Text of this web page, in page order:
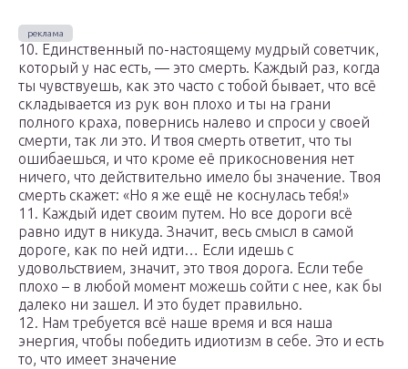
10. Единственный по-настоящему мудрый советчик,
который у нас есть, — это смерть. Каждый раз, когда
ты чувствуешь, как это часто с тобой бывает, что всё
складывается из рук вон плохо и ты на грани
полного краха, повернись налево и спроси у своей
смерти, так ли это. И твоя смерть ответит, что ты
ошибаешься, и что кроме её прикосновения нет
ничего, что действительно имело бы значение. Твоя
смерть скажет: «Но я же ещё не коснулась тебя!»
11. Каждый идет своим путем. Но все дороги всё
равно идут в никуда. Значит, весь смысл в самой
дороге, как по ней идти… Если идешь с
удовольствием, значит, это твоя дорога. Если тебе
плохо – в любой момент можешь сойти с нее, как бы
далеко ни зашел. И это будет правильно.
12. Нам требуется всё наше время и вся наша
энергия, чтобы победить идиотизм в себе. Это и есть
то, что имеет значение